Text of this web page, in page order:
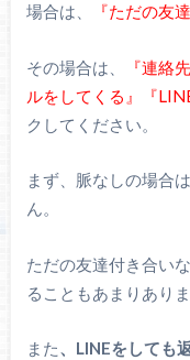
場合は、
『ただの友
その場合は、
『連絡
ルをしてくる』『
クしてください。
まず、脈なしの場合
ん。
ただの友達付き合い
ることもあまりありま
また、LINEをしても